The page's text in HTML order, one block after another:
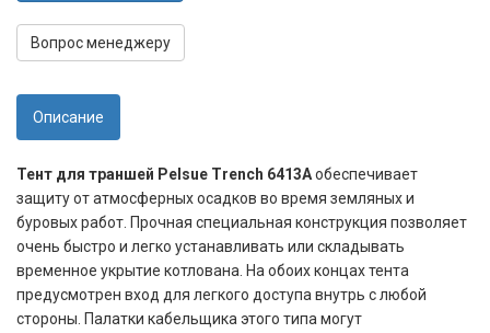
Вопрос менеджеру
Описание
Тент для траншей Pelsue Trench 6413Aобеспечивает
защиту от атмосферных осадков во время земляных и
буровых работ. Прочная специальная конструкция позволяет
очень быстро и легко устанавливать или складывать
временное укрытие котлована. На обоих концах тента
предусмотрен вход для легкого доступа внутрь с любой
стороны. Палатки кабельщика этого типа могут